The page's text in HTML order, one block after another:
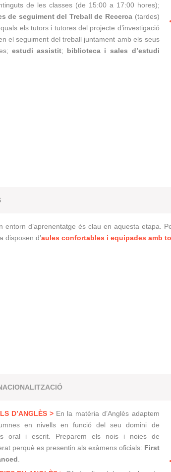
de les classes (de 15:00 a 17:00 hores);
de seguiment del Treball de Recerca(tardes)
els tutors i tutores del projecte d’investigació
el seguiment del treball juntament amb els seus
estudi assistit; biblioteca i sales d’estudi
entorn d’aprenentatge és clau en aquesta etapa.
disposen d’aules confortables i equipades amb
D’ANGLÈS >En la matèria d’Anglès adaptem
en nivells en funció del seu domini de
oral i escrit. Preparem els nois i noies de
perquè es presentin als exàmens oficials: First